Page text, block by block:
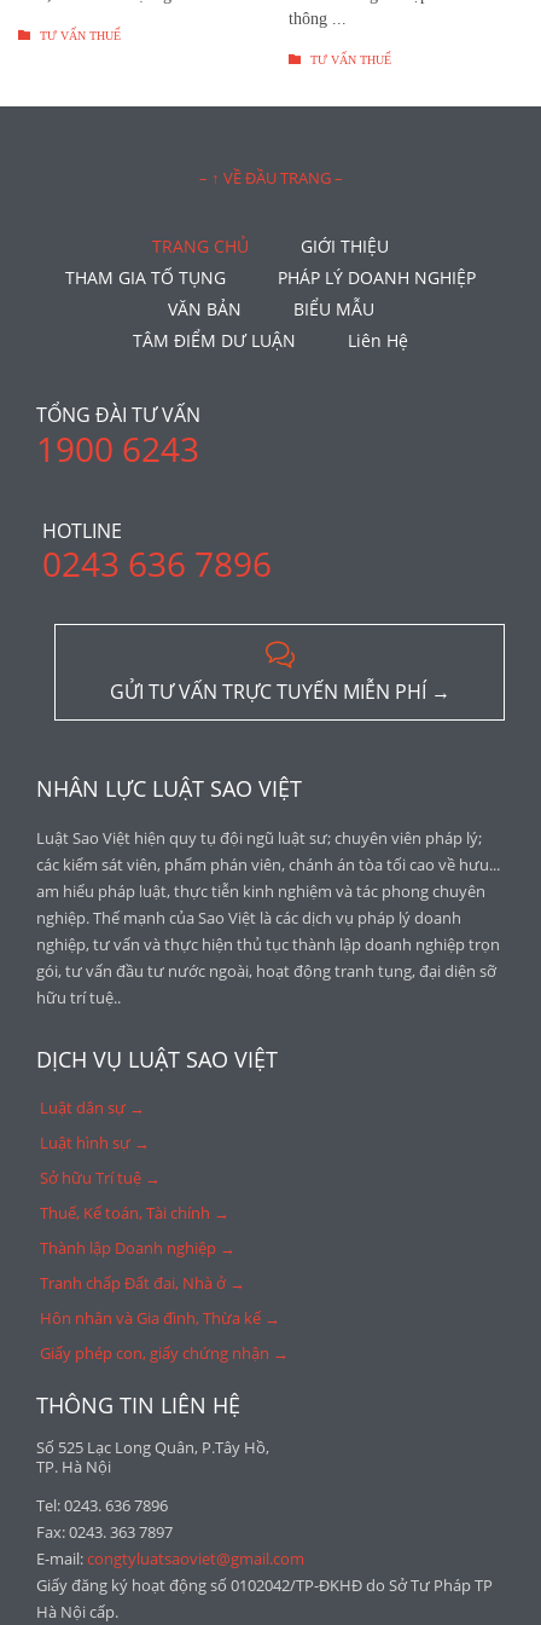
 TƯ VẤN THUẾ
thông ...
 TƯ VẤN THUẾ
– ↑ VỀ ĐẦU TRANG –
TRANG CHỦ
GIỚI THIỆU
THAM GIA TỐ TỤNG
PHÁP LÝ DOANH NGHIỆP
VĂN BẢN
BIỂU MẪU
TÂM ĐIỂM DƯ LUẬN
Liên Hệ
TỔNG ĐÀI TƯ VẤN
1900 6243
HOTLINE
0243 636 7896

GỬI TƯ VẤN TRỰC TUYẾN MIỄN PHÍ →
NHÂN LỰC LUẬT SAO VIỆT
Luật Sao Việt hiện quy tụ đội ngũ luật sư; chuyên viên pháp lý;
các kiểm sát viên, phẩm phán viên, chánh án tòa tối cao về hưu...
am hiểu pháp luật, thực tiễn kinh nghiệm và tác phong chuyên
nghiệp. Thế mạnh của Sao Việt là các dịch vụ pháp lý doanh
nghiệp, tư vấn và thực hiện thủ tục thành lập doanh nghiệp trọn
gói, tư vấn đầu tư nước ngoài, hoạt động tranh tụng, đại diện sỡ
hữu trí tuệ..
DỊCH VỤ LUẬT SAO VIỆT
Luật dân sự →
Luật hình sự →
Sở hữu Trí tuệ →
Thuế, Kế toán, Tài chính →
Thành lập Doanh nghiệp →
Tranh chấp Đất đai, Nhà ở →
Hôn nhân và Gia đình, Thừa kế →
Giấy phép con, giấy chứng nhận →
THÔNG TIN LIÊN HỆ
Số 525 Lạc Long Quân, P.Tây Hồ,
TP. Hà Nội
Tel: 0243. 636 7896
Fax: 0243. 363 7897
E-mail:congtyluatsaoviet@gmail.com
Giấy đăng ký hoạt động số 0102042/TP-ĐKHĐ do Sở Tư Pháp TP
Hà Nội cấp.